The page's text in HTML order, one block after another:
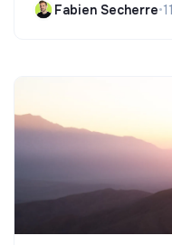
Fabien Secherre•